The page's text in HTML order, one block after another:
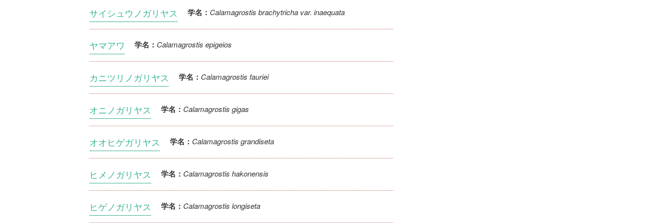
サイシュウノガリヤス 学名： Calamagrostis brachytricha var. inaequata
ヤマアワ 学名： Calamagrostis epigeios
カニツリノガリヤス 学名： Calamagrostis fauriei
オニノガリヤス 学名： Calamagrostis gigas
オオヒゲガリヤス 学名： Calamagrostis grandiseta
ヒメノガリヤス 学名： Calamagrostis hakonensis
ヒゲノガリヤス 学名： Calamagrostis longiseta